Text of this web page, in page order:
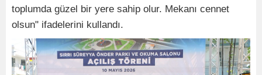
toplumda güzel bir yere sahip olur. Mekanı cennet
olsun" ifadelerini kullandı.